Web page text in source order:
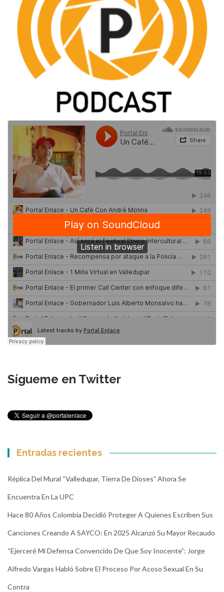
Sígueme en Twitter
Entradas recientes
Réplica Del Mural “Valledupar, Tierra De Dioses” Ahora Se
Encuentra En La UPC
Hace 80 Años Colombia Decidió Proteger A Quienes Escriben Sus
Canciones Creando A SAYCO: En 2025 Alcanzó Su Mayor Recaudo
“Ejerceré Mi Defensa Convencido De Que Soy Inocente”: Jorge
Alfredo Vargas Habló Sobre El Proceso Por Acoso Sexual En Su
Contra